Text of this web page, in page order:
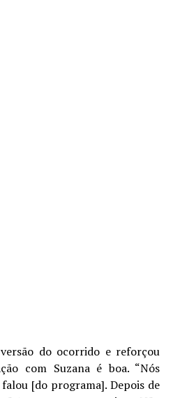
do ocorrido e reforçou
com Suzana é boa. “Nós
[do programa]. Depois de